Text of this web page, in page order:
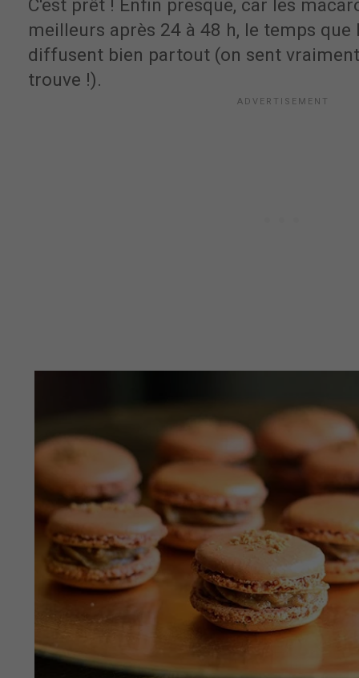
C'est prêt ! Enfin presque, car les
meilleurs après 24 à 48 h, le temps que
diffusent bien partout (on sent
trouve !).